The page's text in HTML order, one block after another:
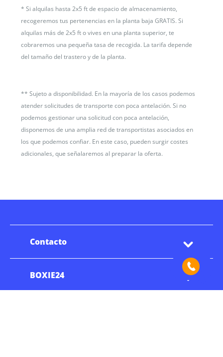
*Si alquilas hasta 2x5 ft de espacio de almacenamiento,
recogeremos tus pertenencias en la planta baja GRATIS. Si
alquilas más de 2x5 ft o vives en una planta superior, te
cobraremos una pequeña tasa de recogida. La tarifa depende
del tamaño del trastero y de la planta.
**Sujeto a disponibilidad. En la mayoría de los casos podemos
atender solicitudes de transporte con poca antelación. Si no
podemos gestionar una solicitud con poca antelación,
disponemos de una amplia red de transportistas asociados en
los que podemos confiar. En este caso, pueden surgir costes
adicionales, que señalaremos al preparar la oferta.
Contacto
BOXIE24